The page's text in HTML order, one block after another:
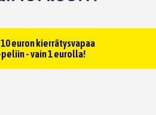
euron kierrätysvapaa
- vain 1 eurolla!